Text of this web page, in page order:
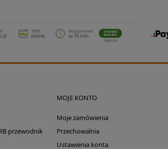
przewodnik
MOJE KONTO
Moje zamówienia
Przechowalnia
Ustawienia konta